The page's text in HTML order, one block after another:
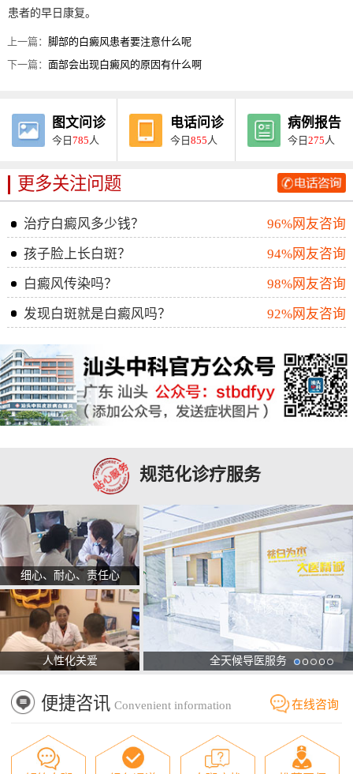
患者的早日康复。
上一篇：脚部的白癜风患者要注意什么呢
下一篇：面部会出现白癜风的原因有什么啊
图文问诊
今日785 人
电话问诊
今日855 人
病例报告
今日275 人
更多关注问题
治疗白癜风多少钱？
96%网友咨询
孩子脸上长白斑？
94%网友咨询
白癜风传染吗？
98%网友咨询
发现白斑就是白癜风吗？
92%网友咨询
规范化诊疗服务
细心、耐心、责任心
人性化关爱 全天候导医服务
便捷咨讯 Convenient information 在线咨询